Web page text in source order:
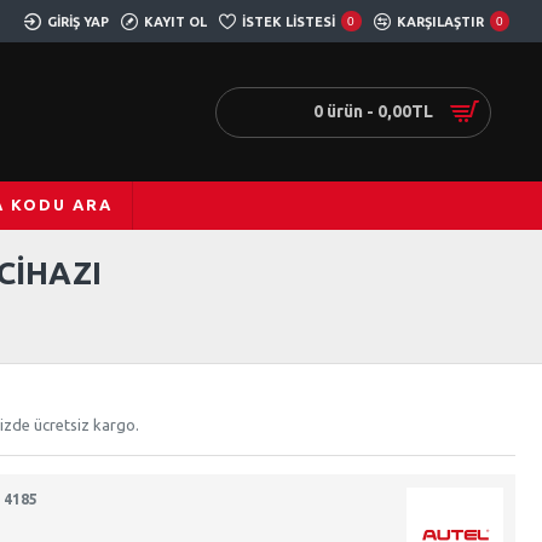
GIRIŞ YAP KAYIT OL İSTEK LISTESI 0 KARŞILAŞTIR 0
0 ürün - 0,00TL
KODU ARA
ücretsiz kargo.
4185